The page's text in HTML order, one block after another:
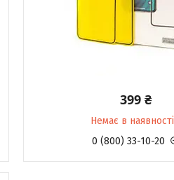
399 ₴
Немає в наявності
0 (800) 33-10-20